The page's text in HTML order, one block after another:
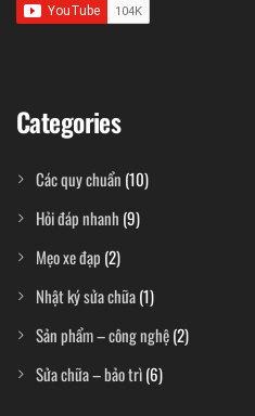
Categories
Các quy chuẩn (10)
Hỏi đáp nhanh (9)
Mẹo xe đạp (2)
Nhật ký sửa chữa(1)
Sản phẩm – công nghệ(2)
Sửa chữa – bảo trì(6)